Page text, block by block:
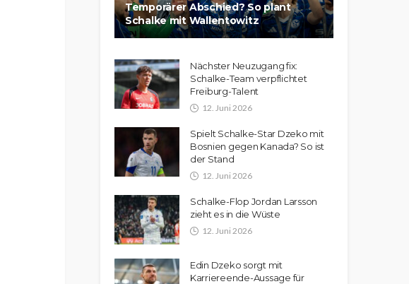
Temporärer Abschied? So plant
Schalke mit Wallentowitz
Nächster Neuzugang fix:
Schalke-Team verpflichtet
Freiburg-Talent
12. Juni 2026
Spielt Schalke-Star Dzeko mit
Bosnien gegen Kanada? So ist
der Stand
12. Juni 2026
Schalke-Flop Jordan Larsson
zieht es in die Wüste
12. Juni 2026
Edin Dzeko sorgt mit
Karriereende-Aussage für